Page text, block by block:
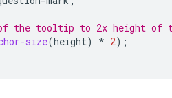
the tooltip to 2x height of
size(height) * 2);